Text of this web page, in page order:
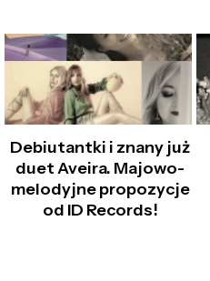
Debiutantki i znany już
duet Aveira. Majowo-
melodyjne propozycje
od ID Records!